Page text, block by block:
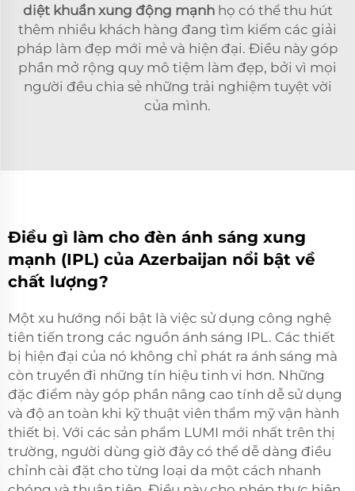
diệt khuẩn xung động mạnh họ có thể thu hút
thêm nhiều khách hàng đang tìm kiếm các giải
pháp làm đẹp mới mẻ và hiện đại. Điều này góp
phần mở rộng quy mô tiệm làm đẹp, bởi vì mọi
người đều chia sẻ những trải nghiệm tuyệt vời
của mình.
Điều gì làm cho đèn ánh sáng xung
mạnh (IPL) của Azerbaijan nổi bật về
chất lượng?
Một xu hướng nổi bật là việc sử dụng công nghệ
tiên tiến trong các nguồn ánh sáng IPL. Các thiết
bị hiện đại của nó không chỉ phát ra ánh sáng mà
còn truyền đi những tín hiệu tinh vi hơn. Những
đặc điểm này góp phần nâng cao tính dễ sử dụng
và độ an toàn khi kỹ thuật viên thẩm mỹ vận hành
thiết bị. Với các sản phẩm LUMI mới nhất trên thị
trường, người dùng giờ đây có thể dễ dàng điều
chỉnh cài đặt cho từng loại da một cách nhanh